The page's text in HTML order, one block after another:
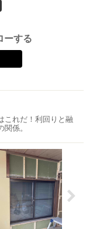
ーする
これだ！利回りと融
係。